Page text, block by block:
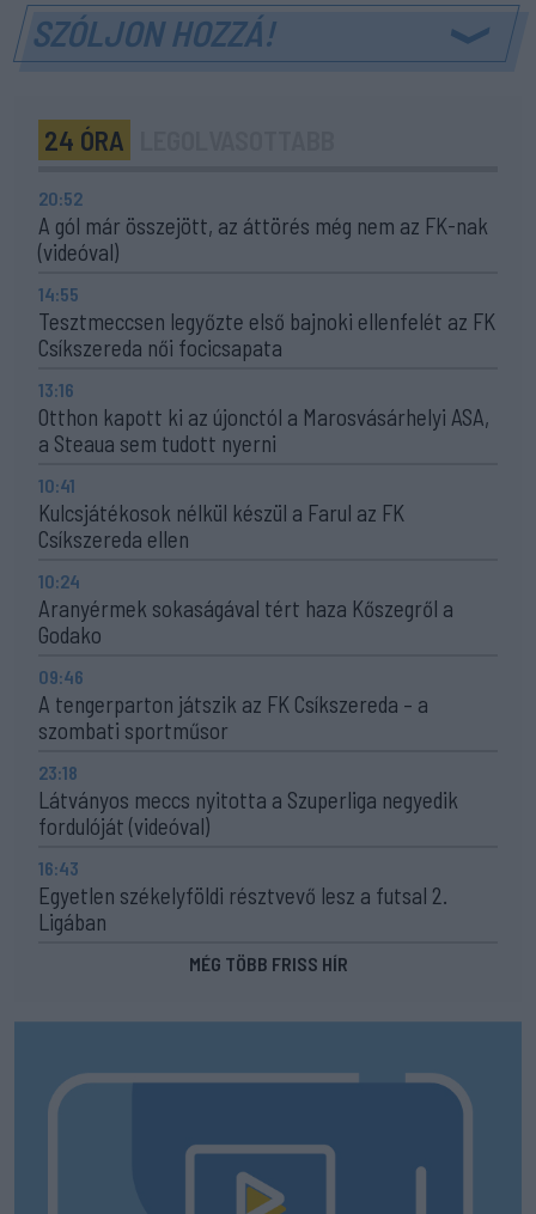
SZÓLJON HOZZÁ!
24 ÓRA
20:52
A gól már összejött, az áttörés még nem az FK-nak
(videóval)
14:55
Tesztmeccsen legyőzte első bajnoki ellenfelét az FK
Csíkszereda női focicsapata
13:16
Otthon kapott ki az újonctól a Marosvásárhelyi ASA,
a Steaua sem tudott nyerni
10:41
Kulcsjátékosok nélkül készül a Farul az FK
Csíkszereda ellen
10:24
Aranyérmek sokaságával tért haza Kőszegről a
Godako
09:46
A tengerparton játszik az FK Csíkszereda – a
szombati sportműsor
23:18
Látványos meccs nyitotta a Szuperliga negyedik
fordulóját (videóval)
16:43
Egyetlen székelyföldi résztvevő lesz a futsal 2.
Ligában
MÉG TÖBB FRISS HÍR